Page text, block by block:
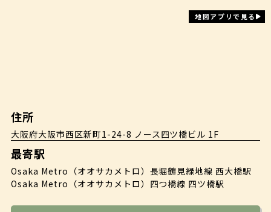
地図アプリで見る
住所
大阪府大阪市西区新町1-24-8 ノース四ツ橋ビル 1F
最寄駅
Osaka Metro（オオサカメトロ）長堀鶴見緑地線 西大橋駅
Osaka Metro（オオサカメトロ）四つ橋線 四ツ橋駅